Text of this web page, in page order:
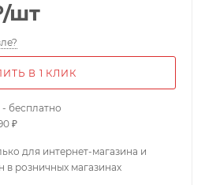
/шт
В 1 КЛИК
бесплатно
₽
для интернет-магазина и
в розничных магазинах